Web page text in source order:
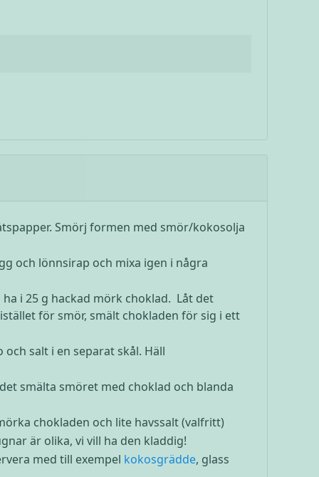
Smörj formen med smör/kokosolja
och lönnsirap och mixa igen i några
i 25 g hackad mörk choklad. Låt det
för smör, smält chokladen för sig i ett
salt i en separat skål. Häll
smälta smöret med choklad och blanda
chokladen och lite havssalt (valfritt)
är olika, vi vill ha den kladdig!
med till exempel kokosgrädde, glass